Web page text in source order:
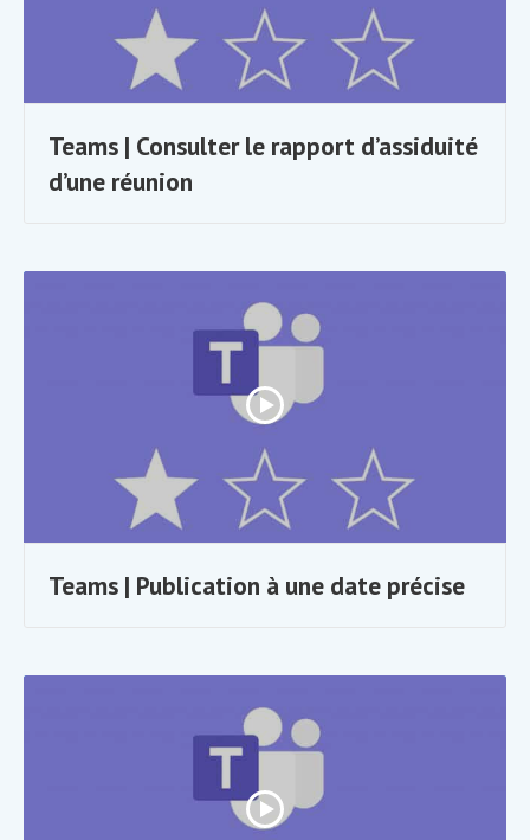
Teams | Consulter le rapport d’assiduité
d’une réunion
Teams | Publication à une date précise